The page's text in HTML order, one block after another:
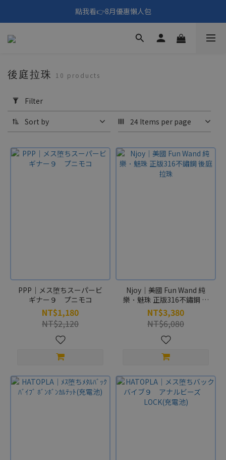
🎑《仲夏夜之淫夢》野獸先輩主題展！🙌點我看活動內容🙌
點我看👉8月優惠懶人包
填寫問券拿 69元折扣🧧
Filter
(0/20)
Range
(NT$)
後庭拉珠 10 products
Filter
Sort by 24 Items per page
PPP｜メス堕ちスーパービ
ギナー９ プニモコ
NT$1,180
NT$2,120
Njoy｜美國 Fun Wand 純
樂．魅珠 正版316不鏽鋼 後
庭拉珠
NT$3,380
NT$6,080